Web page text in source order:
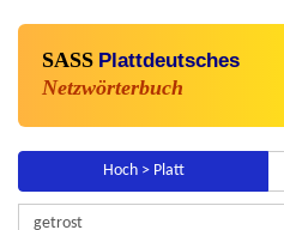
SASS Plattdeutsches
Netzwörterbuch
Hoch > Platt